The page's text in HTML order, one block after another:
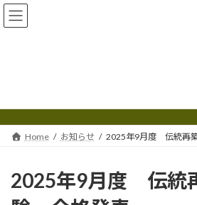
コ
ン
キ
ナ
ビ
に
Home お知らせ 2025年9月度 伝統再
2025年9月度 伝統